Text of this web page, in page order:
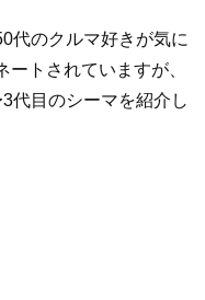
代のクルマ好きが気に
トされていますが、
代目のシーマを紹介し